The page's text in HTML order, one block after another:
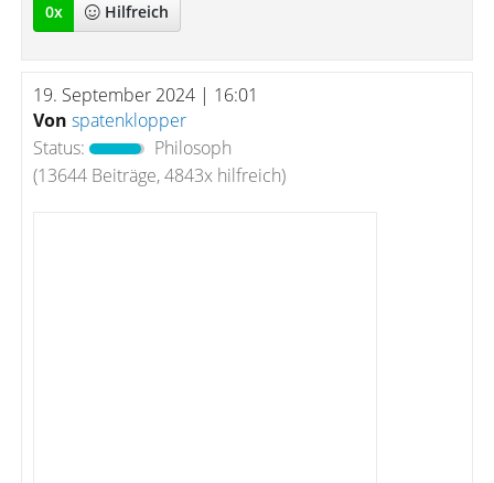
0x Hilfreich
19. September 2024 | 16:01
Von spatenklopper
Status:
Philosoph
(13644 Beiträge, 4843x hilfreich)